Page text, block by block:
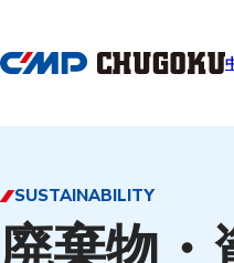
SUSTAINABILITY
廃棄物・